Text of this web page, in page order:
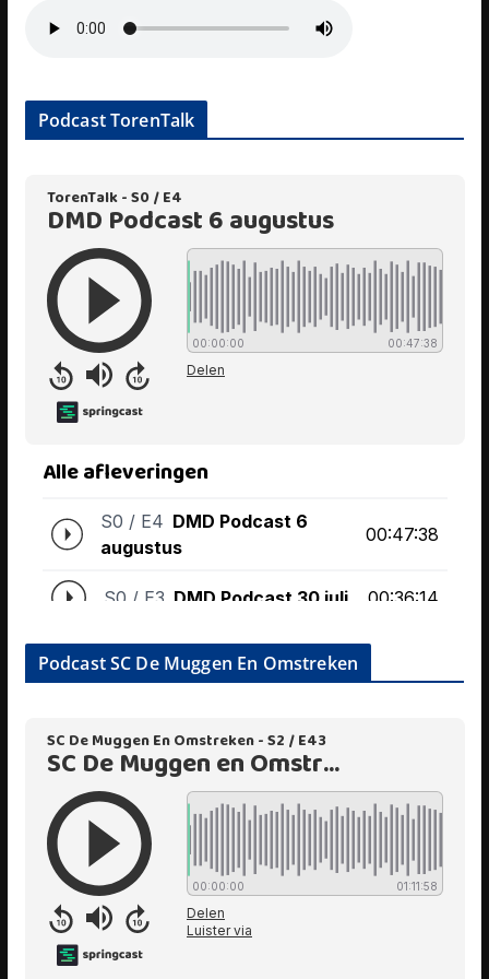
Podcast TorenTalk
Podcast SC De Muggen En Omstreken